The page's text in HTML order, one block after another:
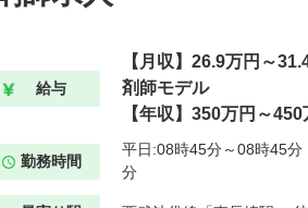
給与
【月収】26.9万円～
剤師モデル
【年収】350万円～
勤務時間
平日:08時45分～08時45
分